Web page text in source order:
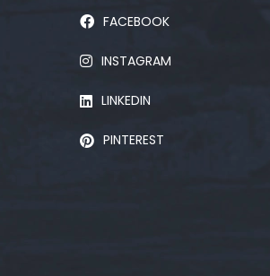
FACEBOOK
INSTAGRAM
LINKEDIN
PINTEREST